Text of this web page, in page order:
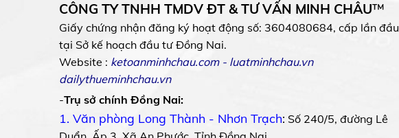
CÔNG TY TNHH TMDV ĐT & TƯ VẤN MINH CHÂU™
Giấy chứng nhận đăng ký hoạt động số: 3604080684, cấp lần đầu
tại Sở kế hoạch đầu tư Đồng Nai.
Website : ketoanminhchau.com- luatminhchau.vn
dailythueminhchau.vn
-Trụ sở chính Đồng Nai:
1. Văn phòng Long Thành - Nhơn Trạch: Số 240/5, đường Lê